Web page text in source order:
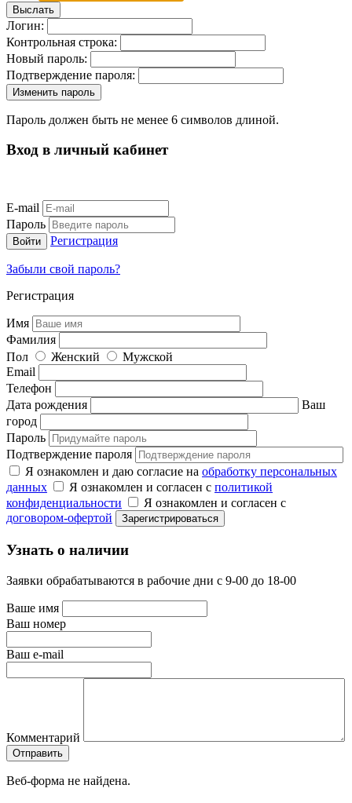
Логин:
Контрольная строка:
Новый пароль:
Подтверждение пароля:
Пароль должен быть не менее 6 символов длиной.
Вход в личный кабинет
E-mail
Пароль
Регистрация
Забыли свой пароль?
Регистрация
Имя
Фамилия
Пол
Женский
Мужской
Email
Телефон
Дата рождения
Ваш
город
Пароль
Подтверждение пароля
Я ознакомлен и даю согласие на обработку персональных
данных
Я ознакомлен и согласен с политикой
конфиденциальности
Я ознакомлен и согласен с
договором-офертой
Узнать о наличии
Заявки обрабатываются в рабочие дни с 9-00 до 18-00
Ваше имя
Ваш номер
Ваш e-mail
Комментарий
Веб-форма не найдена.